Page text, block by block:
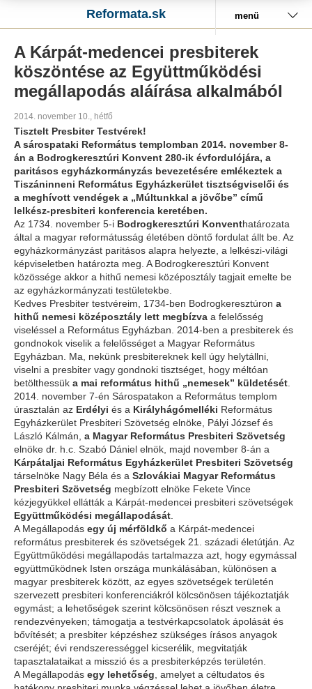
Reformata.sk menü
A Kárpát-medencei presbiterek
köszöntése az Együttműködési
megállapodás aláírása alkalmából
2014. november 10., hétfő
Tisztelt Presbiter Testvérek!
A sárospataki Református templomban 2014. november 8-
án a Bodrogkeresztúri Konvent 280-ik évfordulójára, a
paritásos egyházkormányzás bevezetésére emlékeztek a
Tiszáninneni Református Egyházkerület tisztségviselői és
a meghívott vendégek a „Múltunkkal a jövőbe” című
lelkész-presbiteri konferencia keretében.
Az 1734. november 5-i Bodrogkeresztúri Konventhatározata
által a magyar reformátusság életében döntő fordulat állt be. Az
egyházkormányzást paritásos alapra helyezte, a lelkészi-világi
képviseletben határozta meg. A Bodrogkeresztúri Konvent
közössége akkor a hithű nemesi középosztály tagjait emelte be
az egyházkormányzati testületekbe.
Kedves Presbiter testvéreim, 1734-ben Bodrogkeresztúron a
hithű nemesi középosztály lett megbízva a felelősség
viseléssel a Református Egyházban. 2014-ben a presbiterek és
gondnokok viselik a felelősséget a Magyar Református
Egyházban. Ma, nekünk presbitereknek kell úgy helytállni,
viselni a presbiter vagy gondnoki tisztséget, hogy méltóan
betölthessük a mai református hithű „nemesek” küldetését
2014. november 7-én Sárospatakon a Református templom
úrasztalán az Erdélyi és a Királyhágómelléki Református
Egyházkerület Presbiteri Szövetség elnöke, Pályi József és
László Kálmán, a Magyar Református Presbiteri Szövetség
elnöke dr. h.c. Szabó Dániel elnök, majd november 8-án a
Kárpátaljai Református Egyházkerület Presbiteri Szövetség
társelnöke Nagy Béla és a Szlovákiai Magyar Református
Presbiteri Szövetség megbízott elnöke Fekete Vince
kézjegyükkel ellátták a Kárpát-medencei presbiteri szövetségek
Együttműködési megállapodását
A Megállapodás egy új mérföldkő a Kárpát-medencei
református presbiterek és szövetségek 21. századi életútján. Az
Együttműködési megállapodás tartalmazza azt, hogy egymással
együttműködnek Isten országa munkálásában, különösen a
magyar presbiterek között, az egyes szövetségek területén
szervezett presbiteri konferenciákról kölcsönösen tájékoztatják
egymást; a lehetőségek szerint kölcsönösen részt vesznek a
rendezvényeken; támogatja a testvérkapcsolatok ápolását és
bővítését; a presbiter képzéshez szükséges írásos anyagok
cseréjét; évi rendszerességgel kicserélik, megvitatják
tapasztalataikat a misszió és a presbiterképzés területén.
A Megállapodás egy lehetőség , amelyet a céltudatos és